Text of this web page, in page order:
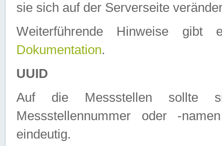
sie sich auf der Serverseite
Weiterführende Hinweise
Dokumentation.
UUID
Auf die Messstellen sollte
Messstellennummer oder -
eindeutig.